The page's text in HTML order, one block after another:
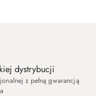
dystrybucji
z pełną gwarancją